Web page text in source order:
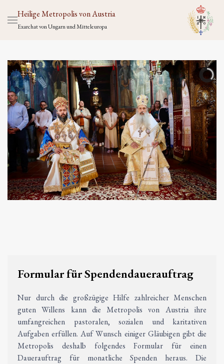
Heilige Metropolis von Austria
Exarchat von Ungarn und Mitteleuropa
Formular für Spendendauerauftrag
Nur durch die großzügige Hilfe zahlreicher Menschen
guten Willens kann die Metropolis von Austria ihre
umfangreichen pastoralen, sozialen und karitativen
Aufgaben erfüllen. Auf Wunsch einiger Gläubigen gibt die
Metropolis deshalb folgendes Formular für einen
Dauerauftrag für monatliche Spenden heraus. Die